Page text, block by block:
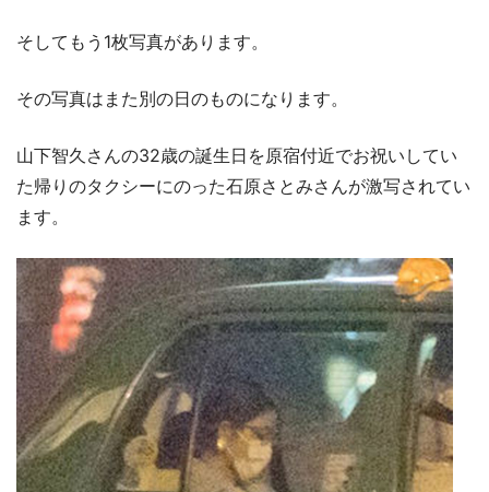
そしてもう1枚写真があります。
その写真はまた別の日のものになります。
山下智久さんの32歳の誕生日を原宿付近でお祝いしてい
た帰りのタクシーにのった石原さとみさんが激写されてい
ます。